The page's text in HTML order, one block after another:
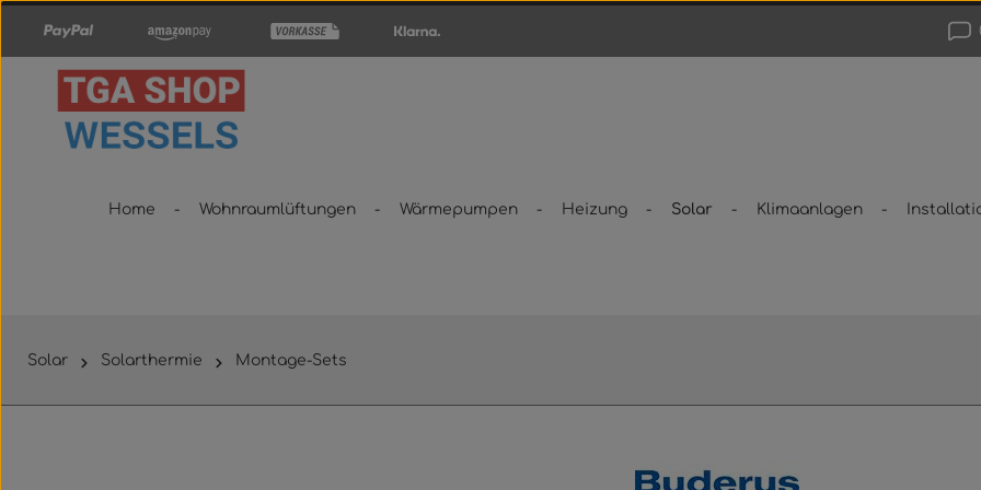
Hauptinhalt springen
Zur Hauptnavigation springen
Home Wohnraumlüftungen Wärmepumpen Heizung Solar Klimaanlagen
Solar Solarthermie Montage-Sets